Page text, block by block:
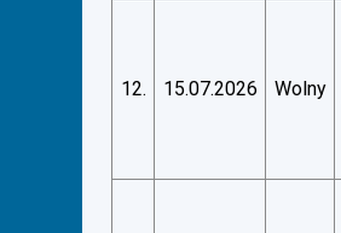
12. 15.07.2026 Wolny